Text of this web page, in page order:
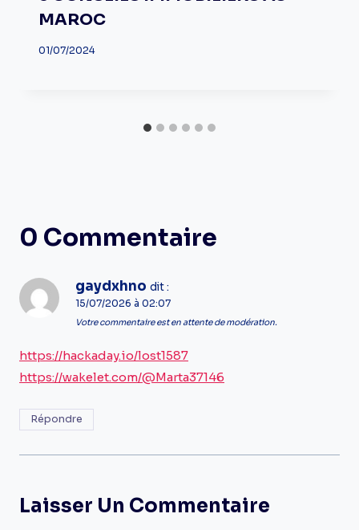
MAROC
01/07/2024
0 Commentaire
gaydxhno dit :
15/07/2026 à 02:07
Votre commentaire est en attente de modération.
https://hackaday.io/lost1587
https://wakelet.com/@Marta37146
Répondre
Laisser Un Commentaire